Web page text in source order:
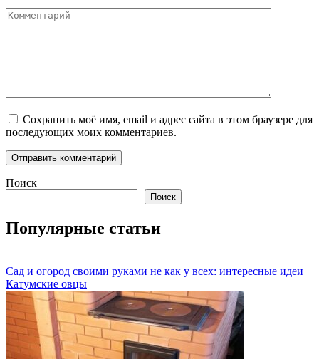
Комментарий
Сохранить моё имя, email и адрес сайта в этом браузере для
последующих моих комментариев.
Поиск
Поиск
Популярные статьи
Сад и огород своими руками не как у всех: интересные идеи
Катумские овцы